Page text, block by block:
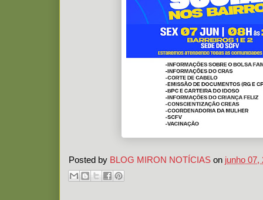
Posted by BLOG MIRON NOTÍCIAS on junho 07,